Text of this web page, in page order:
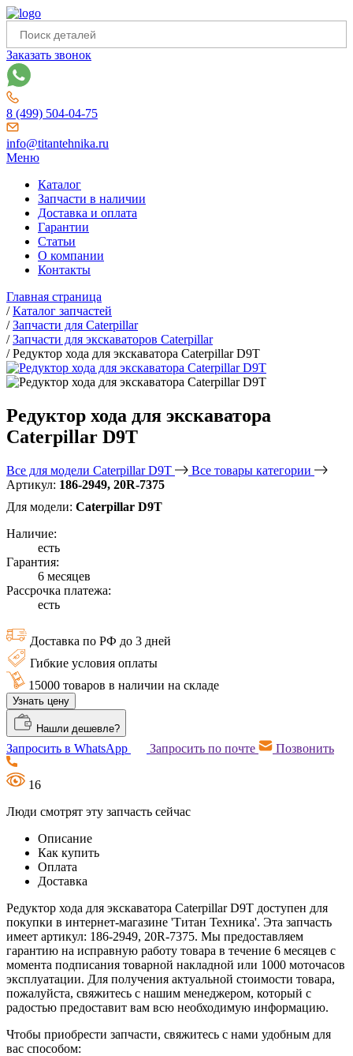
Заказать звонок
8 (499) 504-04-75
info@titantehnika.ru
Меню
Каталог
Запчасти в наличии
Доставка и оплата
Гарантии
Статьи
О компании
Контакты
Главная страница
/Каталог запчастей
/Запчасти для Caterpillar
/Запчасти для экскаваторов Caterpillar
/Редуктор хода для экскаватора Caterpillar D9T
Редуктор хода для экскаватора
Caterpillar D9T
Все для модели Caterpillar D9T
Все товары категории
Артикул: 186-2949, 20R-7375
Для модели: Caterpillar D9T
Наличие:
есть
Гарантия:
6 месяцев
Рассрочка платежа:
есть
Доставка по РФ до 3 дней
Гибкие условия оплаты
15000 товаров в наличии на складе
Узнать цену
Нашли дешевле?
Запросить в WhatsApp Запросить по почте Позвонить
16
Люди смотрят эту запчасть сейчас
Описание
Как купить
Оплата
Доставка
Редуктор хода для экскаватора Caterpillar D9T доступен для
покупки в интернет-магазине 'Титан Техника'. Эта запчасть
имеет артикул: 186-2949, 20R-7375. Мы предоставляем
гарантию на исправную работу товара в течение 6 месяцев с
момента подписания товарной накладной или 1000 моточасов
эксплуатации. Для получения актуальной стоимости товара,
пожалуйста, свяжитесь с нашим менеджером, который с
радостью предоставит вам всю необходимую информацию.
Чтобы приобрести запчасти, свяжитесь с нами удобным для
вас способом: